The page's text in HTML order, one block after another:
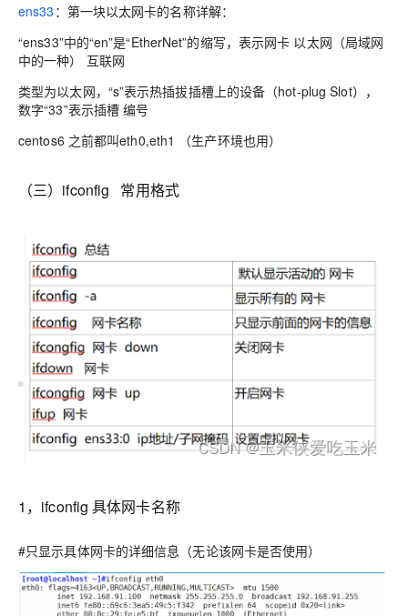
ens33 ：第一块以太网卡的名称详解：
“ens33”中的“en”是“EtherNet”的缩写，表示网卡 以太网（局域网
中的一种） 互联网
类型为以太网，“s”表示热插拔插槽上的设备（hot-plug Slot），
数字“33”表示插槽 编号
centos6 之前都叫eth0,eth1 （生产环境也用）
（三）ifconfig 常用格式
1，ifconfig 具体网卡名称
#只显示具体网卡的详细信息（无论该网卡是否使用）